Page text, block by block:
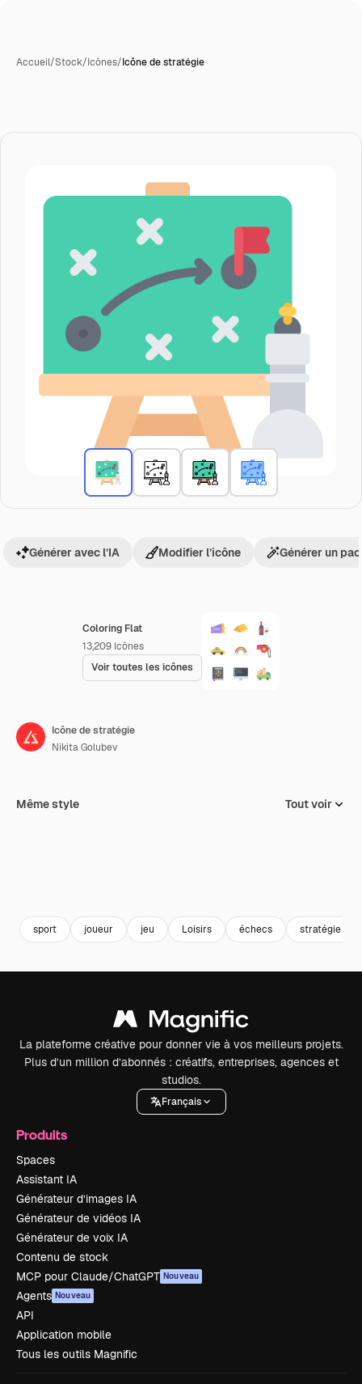
Accueil/Stock/Icônes/Icône de stratégie
Coloring Flat
13,209 Icônes
Voir toutes les icônes
Générer avec l’IA Modifier l’icône Générer un
Icône de stratégie
Nikita Golubev
Même style Tout voir
sport joueur jeu Loisirs échecs stratégie
La plateforme créative pour donner vie à vos meilleurs projets.
Plus d’un million d’abonnés : créatifs, entreprises, agences et
studios.
Français
Produits
Spaces
Assistant IA
Générateur d’images IA
Générateur de vidéos IA
Générateur de voix IA
Contenu de stock
MCP pour Claude/ChatGPT Nouveau
Agents Nouveau
API
Application mobile
Tous les outils Magnific